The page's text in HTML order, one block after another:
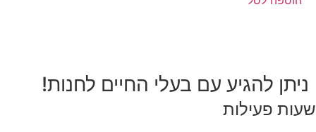
ניתן להגיע עם בעלי החיים לחנות!
שעות פעילות